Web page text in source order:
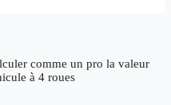
comme un pro la valeur
à 4 roues